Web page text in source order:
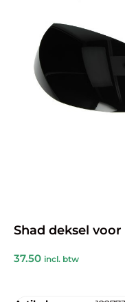
Shad deksel
37.50 incl. btw